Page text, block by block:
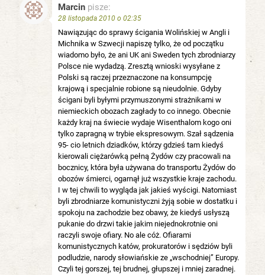
Marcin pisze:
28 listopada 2010 o 02:35
Nawiązując do sprawy ścigania Wolińskiej w Angli i
Michnika w Szwecji napiszę tylko, że od początku
wiadomo było, że ani UK ani Sweden tych zbrodniarzy
Polsce nie wydadzą. Zresztą wnioski wysyłane z
Polski są raczej przeznaczone na konsumpcję
krajową i specjalnie robione są nieudolnie. Gdyby
ścigani byli byłymi przymuszonymi strażnikami w
niemieckich obozach zagłady to co innego. Obecnie
każdy kraj na świecie wydaje Wisenthalom kogo oni
tylko zapragną w trybie ekspresowym. Szał sądzenia
95- cio letnich dziadków, którzy gdzieś tam kiedyś
kierowali ciężarówką pełną Żydów czy pracowali na
bocznicy, która była używana do transportu Żydów do
obozów śmierci, ogarnął już wszystkie kraje zachodu.
I w tej chwili to wygląda jak jakieś wyścigi. Natomiast
byli zbrodniarze komunistyczni żyją sobie w dostatku i
spokoju na zachodzie bez obawy, że kiedyś usłyszą
pukanie do drzwi takie jakim niejednokrotnie oni
raczyli swoje ofiary. No ale cóż. Ofiarami
komunistycznych katów, prokuratorów i sędziów byli
podludzie, narody słowiańskie ze „wschodniej” Europy.
Czyli tej gorszej, tej brudnej, głupszej i mniej zaradnej.